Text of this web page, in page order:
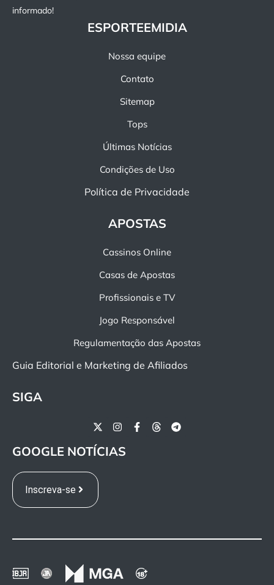
informado!
ESPORTEEMIDIA
Nossa equipe
Contato
Sitemap
Tops
Últimas Notícias
Condições de Uso
Política de Privacidade
APOSTAS
Cassinos Online
Casas de Apostas
Profissionais e TV
Jogo Responsável
Regulamentação das Apostas
Guia Editorial e Marketing de Afiliados
SIGA
GOOGLE NOTÍCIAS
Inscreva-se